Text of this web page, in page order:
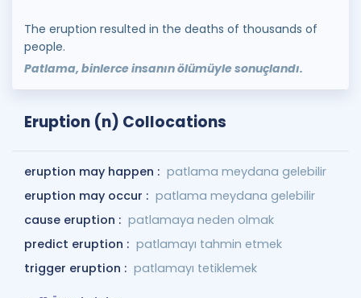
The eruption resulted in the deaths of thousands of
people.
Patlama, binlerce insanın ölümüyle sonuçlandı.
Eruption (n) Collocations
eruption may happen : patlama meydana gelebilir
eruption may occur : patlama meydana gelebilir
cause eruption : patlamaya neden olmak
predict eruption : patlamayı tahmin etmek
trigger eruption : patlamayı tetiklemek